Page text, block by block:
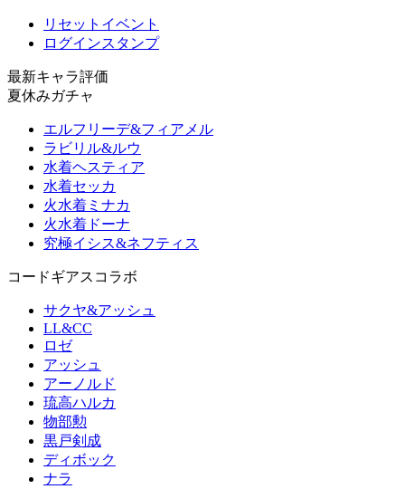
リセットイベント
ログインスタンプ
最新キャラ評価
夏休みガチャ
エルフリーデ&フィアメル
ラビリル&ルウ
水着ヘスティア
水着セッカ
火水着ミナカ
火水着ドーナ
究極イシス&ネフティス
コードギアスコラボ
サクヤ&アッシュ
LL&CC
ロゼ
アッシュ
アーノルド
琉高ハルカ
物部勲
黒戸剣成
ディボック
ナラ